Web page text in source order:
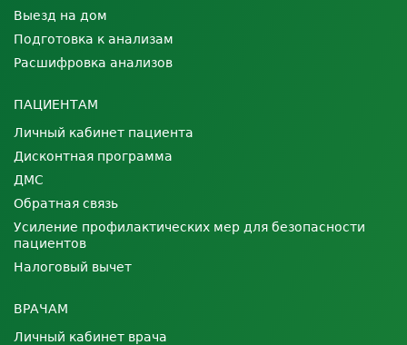
Выезд на дом
Подготовка к анализам
Расшифровка анализов
ПАЦИЕНТАМ
Личный кабинет пациента
Дисконтная программа
ДМС
Обратная связь
Усиление профилактических мер для безопасности
пациентов
Налоговый вычет
ВРАЧАМ
Личный кабинет врача